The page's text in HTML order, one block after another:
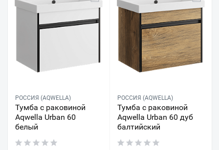
РОССИЯ (AQWELLA)
Тумба с раковиной
Aqwella Urban 60
белый
РОССИЯ (AQWELLA)
Тумба с раковиной
Aqwella Urban 60 дуб
балтийский